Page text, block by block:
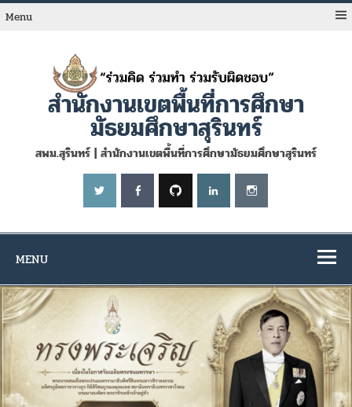
Skip
toMenu
สำนักงานเขตพื้นที่การศึกษา
มัธยมศึกษาสุรินทร์
สพม.สุรินทร์ | สำนักงานเขตพื้นที่การศึกษามัธยมศึกษาสุรินทร์
MENU